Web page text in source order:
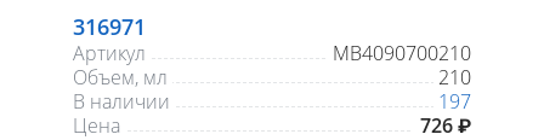
316971
Артикул
MB4090700210
Объем, мл
210
В наличии
197
Цена
726 ₽